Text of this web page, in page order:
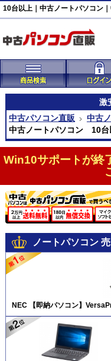
10台以上｜中古ノートパソコン
激
中古パソコン直販
中古
中古ノートパソコン 10台
Win10サポートが終
ノートパソコン
NEC 【即納パソコン】